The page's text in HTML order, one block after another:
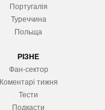
Португалія
Туреччина
Польща
РІЗНЕ
Фан-сектор
Коментарі тижня
Тести
Подкасти